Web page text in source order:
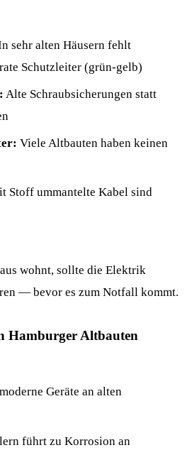
sehr alten Häusern fehlt
Schutzleiter (grün-gelb)
Alte Schraubsicherungen statt
Viele Altbauten haben keinen
Stoff ummantelte Kabel sind
wohnt, sollte die Elektrik
— bevor es zum Notfall kommt.
Hamburger Altbauten
Geräte an alten
führt zu Korrosion an